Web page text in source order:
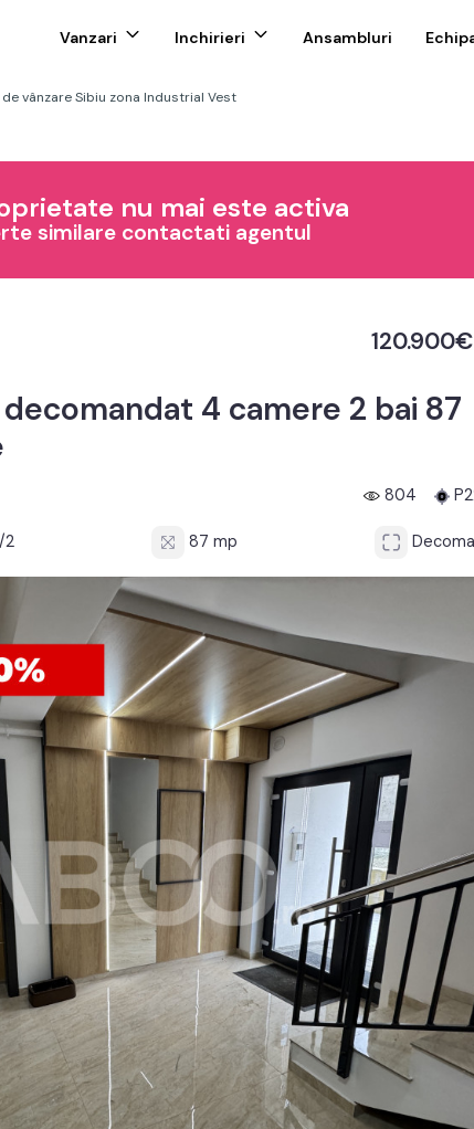
Vanzari Inchirieri Ansambluri
vânzare Sibiu zona Industrial Vest
nu mai este activa
similare contactati agentul
120.900€
4 camere 2 bai 87
804
2 87 mp